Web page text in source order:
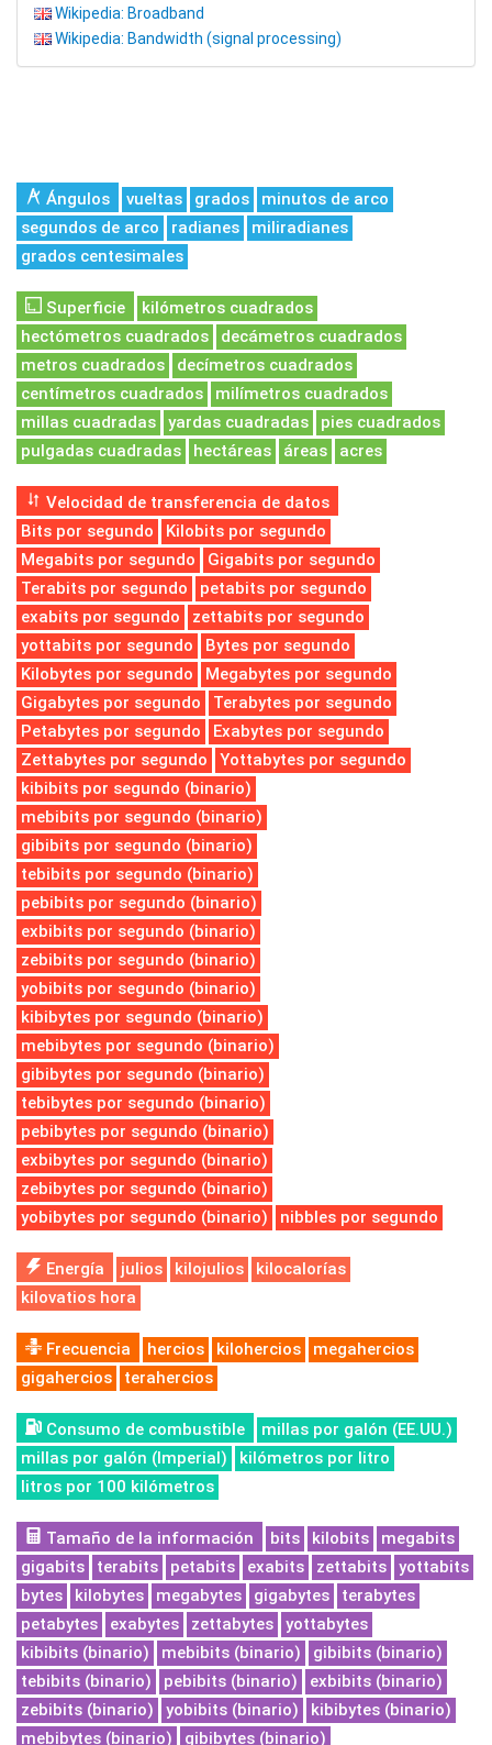
Wikipedia: Broadband
Wikipedia: Bandwidth (signal processing)
Ángulos vueltas grados
minutos de arco
segundos de arco
radianes
miliradianes
grados centesimales
Superficie
kilómetros cuadrados
hectómetros cuadrados
decámetros cuadrados
metros cuadrados
decímetros cuadrados
centímetros cuadrados
milímetros cuadrados
millas cuadradas
yardas cuadradas
pies cuadrados
pulgadas cuadradas
hectáreas áreas acres
Velocidad de transferencia de datos
Bits por segundo
Kilobits por segundo
Megabits por segundo
Gigabits por segundo
Terabits por segundo
petabits por segundo
exabits por segundo
zettabits por segundo
yottabits por segundo
Bytes por segundo
Kilobytes por segundo
Megabytes por segundo
Gigabytes por segundo
Terabytes por segundo
Petabytes por segundo
Exabytes por segundo
Zettabytes por segundo
Yottabytes por segundo
kibibits por segundo (binario)
mebibits por segundo (binario)
gibibits por segundo (binario)
tebibits por segundo (binario)
pebibits por segundo (binario)
exbibits por segundo (binario)
zebibits por segundo (binario)
yobibits por segundo (binario)
kibibytes por segundo (binario)
mebibytes por segundo (binario)
gibibytes por segundo (binario)
tebibytes por segundo (binario)
pebibytes por segundo (binario)
exbibytes por segundo (binario)
zebibytes por segundo (binario)
yobibytes por segundo (binario)
nibbles por segundo
Energía julios kilojulios
kilocalorías
kilovatios hora
Frecuencia hercios kilohercios
megahercios
gigahercios
terahercios
Consumo de combustible
millas por galón (EE.UU.)
millas por galón (Imperial)
kilómetros por litro
litros por 100 kilómetros
Tamaño de la información bits kilobits
megabits
gigabits
terabits petabits exabits zettabits
yottabits
bytes
kilobytes megabytes gigabytes
terabytes
petabytes
exabytes zettabytes
yottabytes
kibibits (binario)
mebibits (binario)
gibibits (binario)
tebibits (binario)
pebibits (binario)
exbibits (binario)
zebibits (binario)
yobibits (binario)
kibibytes (binario)
mebibytes (binario)
gibibytes (binario)